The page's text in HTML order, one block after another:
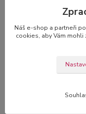
originální
Náš e-shop a partneři
cookies, aby Vám mohli